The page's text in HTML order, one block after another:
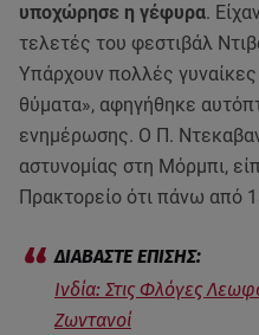
υποχώρησε η γέφυρα.
τελετές του φεστιβάλ
Υπάρχουν πολλές
θύματα», αφηγήθηκε
ενημέρωσης. Ο Π.
αστυνομίας στη Μόρμπι,
Πρακτορείο ότι πάνω από
Ινδία: Στις Φλόγες
Ζωντανοί